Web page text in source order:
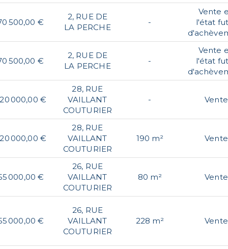
500,00 €
2, RUE DE
LA PERCHE
-
Vente
l'état
500,00 €
2, RUE DE
LA PERCHE
-
Vente
l'état
000,00 €
28, RUE
VAILLANT
COUTURIER
- Vente
000,00 €
28, RUE
VAILLANT
COUTURIER
190 m² Vente
000,00 €
26, RUE
VAILLANT
COUTURIER
80 m² Vente
000,00 €
26, RUE
VAILLANT
COUTURIER
228 m² Vente